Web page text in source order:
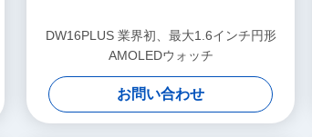
DW16PLUS 業界初、最大1.6インチ円形
AMOLEDウォッチ
お問い合わせ